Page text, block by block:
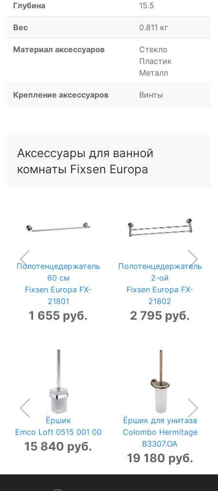
Глубина 15.5
Вес 0.811 кг
Материал аксессуаров
Стекло
Пластик
Металл
Крепление аксессуаров Винты
Аксессуары для ванной
комнаты Fixsen Europa
Полотенцедержатель
60 см
Fixsen Europa FX-
21801
1 655 руб.
Полотенцедержатель
2-ой
Fixsen Europa FX-
21802
2 795 руб.
Ёршик
Emco Loft 0515 001 00
15 840 руб.
Ёршик для унитаза
Colombo Hermitage
B3307.OA
19 180 руб.